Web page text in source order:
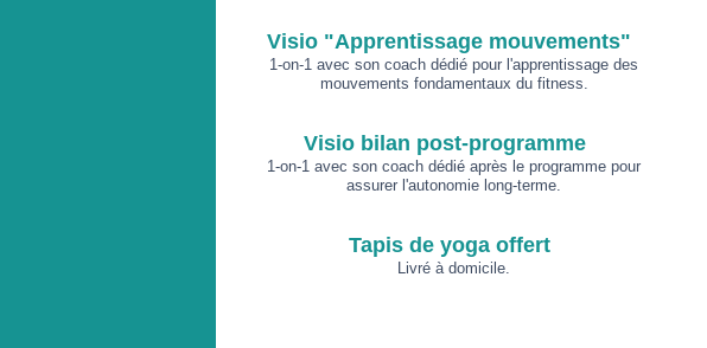
Visio "Apprentissage mouvements"
1-on-1 avec son coach dédié pour l'apprentissage des
mouvements fondamentaux du fitness.
Visio bilan post-programme
1-on-1 avec son coach dédié après le programme pour
assurer l'autonomie long-terme.
Tapis de yoga offert
Livré à domicile.